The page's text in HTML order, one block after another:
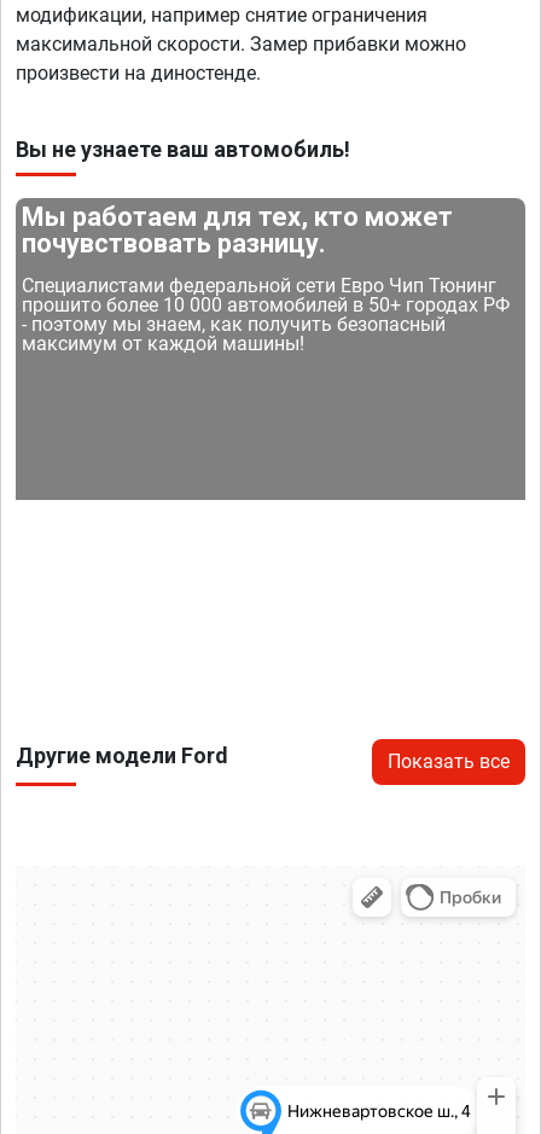
модификации, например снятие ограничения
максимальной скорости. Замер прибавки можно
произвести на диностенде.
Вы не узнаете ваш автомобиль!
Мы работаем для тех, кто может
почувствовать разницу.
Специалистами федеральной сети Евро Чип Тюнинг
прошито более 10 000 автомобилей в 50+ городах РФ
- поэтому мы знаем, как получить безопасный
максимум от каждой машины!
Другие модели Ford Показать все